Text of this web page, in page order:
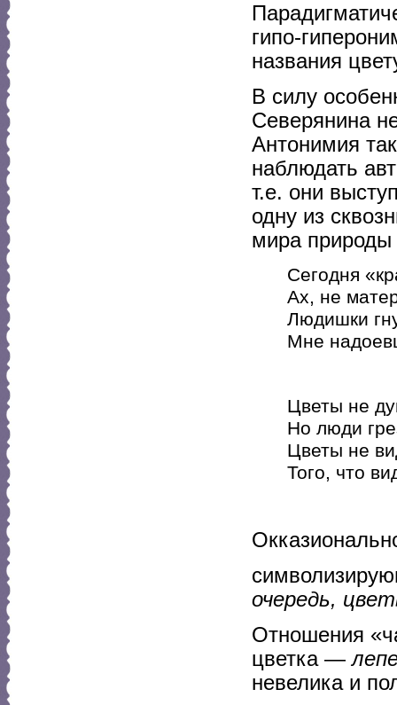
гипо-
названия
В силу
Северянина
Антонимия
наблюдать
т.е. они
одну из
мира
Сегодня
Ах, не
Людишки
Мне
Цветы не
Но люди
Цветы не
Того, что
очередь,
Отношения
цветка —
невелика и